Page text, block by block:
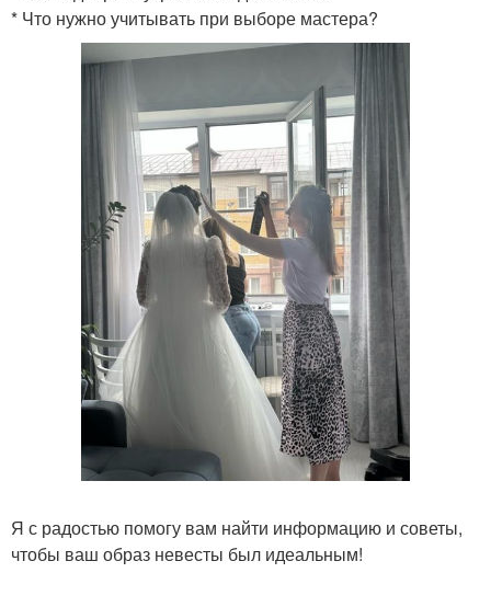
* Что нужно учитывать при выборе мастера?
Я с радостью помогу вам найти информацию и советы,
чтобы ваш образ невесты был идеальным!